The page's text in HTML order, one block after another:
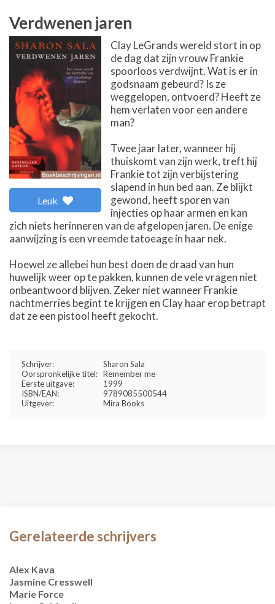
Verdwenen jaren
Leuk
Clay LeGrands wereld stort in op
de dag dat zijn vrouw Frankie
spoorloos verdwijnt. Wat is er in
godsnaam gebeurd? Is ze
weggelopen, ontvoerd? Heeft ze
hem verlaten voor een andere
man?
Twee jaar later, wanneer hij
thuiskomt van zijn werk, treft hij
Frankie tot zijn verbijstering
slapend in hun bed aan. Ze blijkt
gewond, heeft sporen van
injecties op haar armen en kan
zich niets herinneren van de afgelopen jaren. De enige
aanwijzing is een vreemde tatoeage in haar nek.
Hoewel ze allebei hun best doen de draad van hun
huwelijk weer op te pakken, kunnen de vele vragen niet
onbeantwoord blijven. Zeker niet wanneer Frankie
nachtmerries begint te krijgen en Clay haar erop betrapt
dat ze een pistool heeft gekocht.
Schrijver:
Sharon Sala
Oorspronkelijke titel: Remember me
Eerste uitgave:
1999
ISBN/EAN:
9789085500544
Uitgever:
Mira Books
Gerelateerde schrijvers
Alex Kava
Jasmine Cresswell
Marie Force